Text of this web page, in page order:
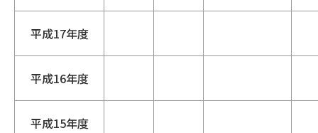
平成17年度
平成16年度
平成15年度